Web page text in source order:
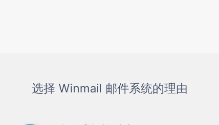
选择 Winmail 邮件系统的理由